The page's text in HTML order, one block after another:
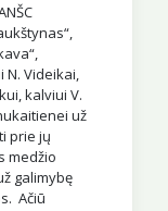
N. Videikai,
kalviui V.
už
prie jų
medžio
galimybę
Ačiū